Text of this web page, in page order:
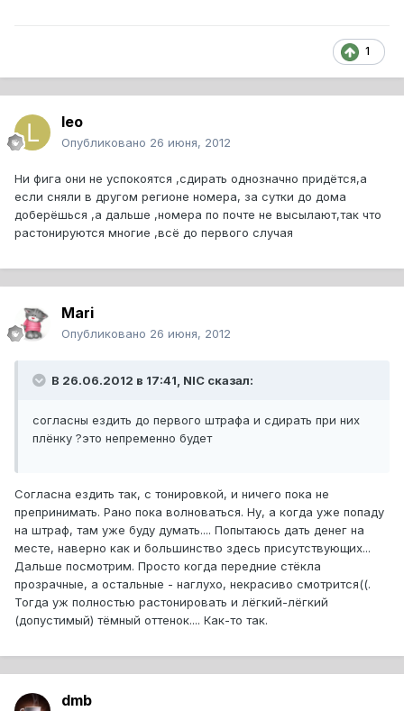
1
leo
Опубликовано 26 июня, 2012
Ни фига они не успокоятся ,сдирать однозначно придётся,а
если сняли в другом регионе номера, за сутки до дома
доберёшься ,а дальше ,номера по почте не высылают,так что
растонируются многие ,всё до первого случая
Mari
Опубликовано 26 июня, 2012
В 26.06.2012 в 17:41, NIC сказал:
согласны ездить до первого штрафа и сдирать при них
плёнку ?это непременно будет
Согласна ездить так, с тонировкой, и ничего пока не
препринимать. Рано пока волноваться. Ну, а когда уже попаду
на штраф, там уже буду думать.... Попытаюсь дать денег на
месте, наверно как и большинство здесь присутствующих...
Дальше посмотрим. Просто когда передние стёкла
прозрачные, а остальные - наглухо, некрасиво смотрится((.
Тогда уж полностью растонировать и лёгкий-лёгкий
(допустимый) тёмный оттенок.... Как-то так.
dmb